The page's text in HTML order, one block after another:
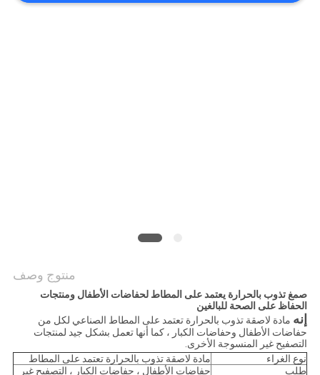
منتوج وصف
صمغ تذوب بالحرارة يعتمد على المطاط لحفاضات الأطفال ومنتجات
الحفاظ على الصحة للبالغين
إنه مادة لاصقة تذوب بالحرارة تعتمد على المطاط الصناعي لكل من
حفاضات الأطفال وحفاضات الكبار ، كما أنها تعمل بشكل جيد لمنتجات
التصفيح غير المنسوجة الأخرى.
نوع الغراء
مادة لاصقة تذوب بالحرارة تعتمد على المطاط
طلب
حفاضات الأطفال ، حفاضات الكبار ، التصفيح غير